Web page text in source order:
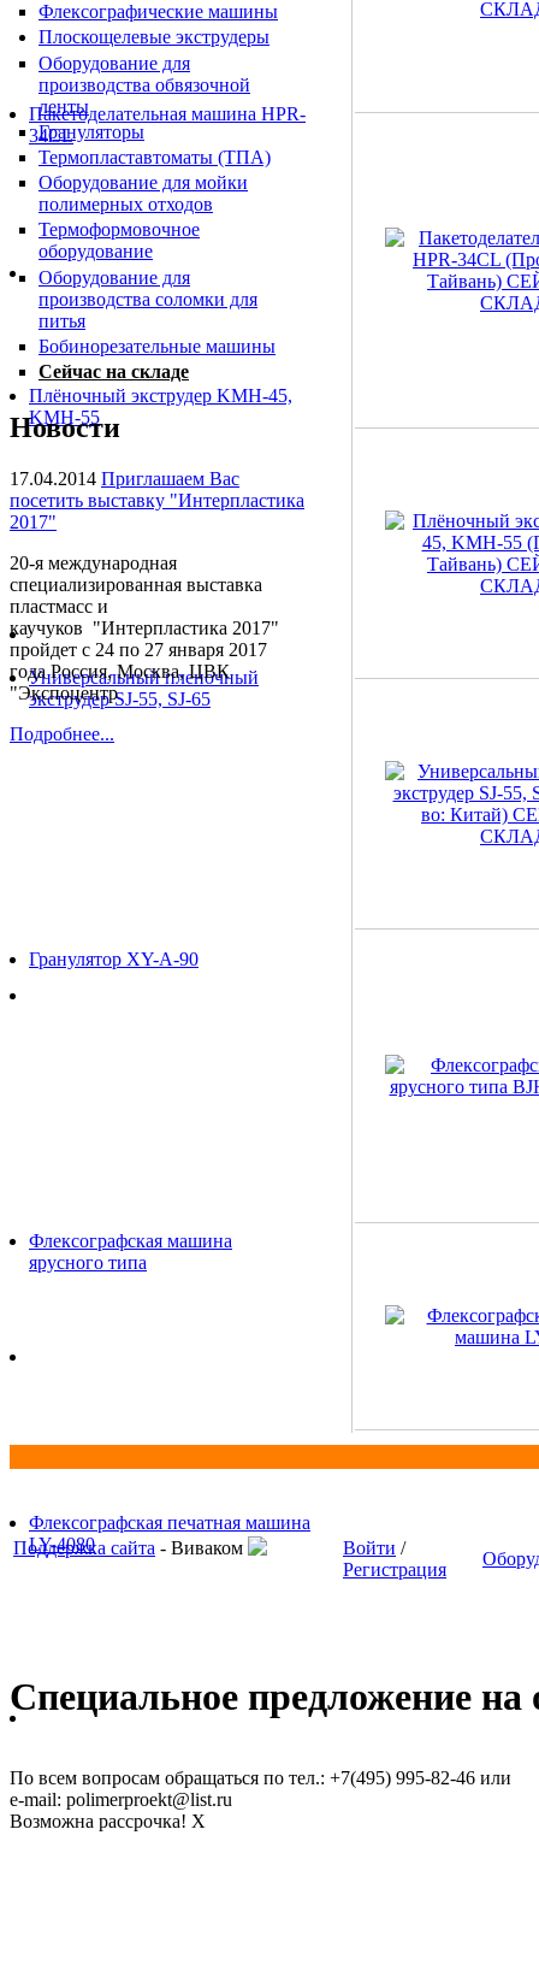
Пакетоделательная машина HPR-
34CL
Плёночный экструдер KMH-45,
KMH-55
Универсальный пленочный
экструдер SJ-55, SJ-65
Гранулятор XY-A-90
Флексографская машина
ярусного типа
Флексографская печатная машина
LY-4080
Флексографические машины
Плоскощелевые экструдеры
Оборудование для
производства обвязочной
ленты
Грануляторы
Термопластавтоматы (ТПА)
Оборудование для мойки
полимерных отходов
Термоформовочное
оборудование
Оборудование для
производства соломки для
питья
Бобинорезательные машины
Сейчас на складе
Новости
17.04.2014 Приглашаем Вас
посетить выставку "Интерпластика
2017"
20-я международная
специализированная выставка
пластмасс и
каучуков "Интерпластика 2017"
пройдет с 24 по 27 января 2017
года Россия, Москва, ЦВК
"Экспоцентр
Подробнее...
Поддержка сайта - Виваком Войти /
Регистрация
Специальное предложение на
По всем вопросам обращаться по тел.: +7(495) 995-82-46 или
e-mail: polimerproekt@list.ru
Возможна рассрочка! X